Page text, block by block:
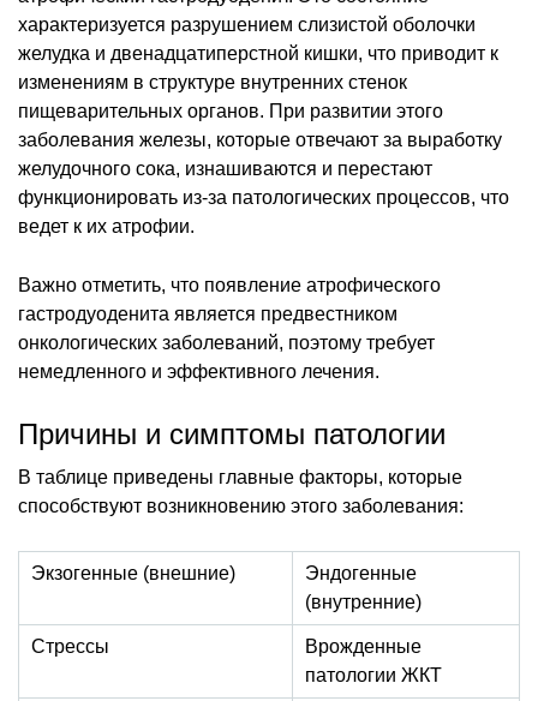
характеризуется разрушением слизистой оболочки
желудка и двенадцатиперстной кишки, что приводит к
изменениям в структуре внутренних стенок
пищеварительных органов. При развитии этого
заболевания железы, которые отвечают за выработку
желудочного сока, изнашиваются и перестают
функционировать из-за патологических процессов, что
ведет к их атрофии.
Важно отметить, что появление атрофического
гастродуоденита является предвестником
онкологических заболеваний, поэтому требует
немедленного и эффективного лечения.
Причины и симптомы патологии
В таблице приведены главные факторы, которые
способствуют возникновению этого заболевания:
Экзогенные (внешние)
Эндогенные
(внутренние)
Стрессы
Врожденные
патологии ЖКТ